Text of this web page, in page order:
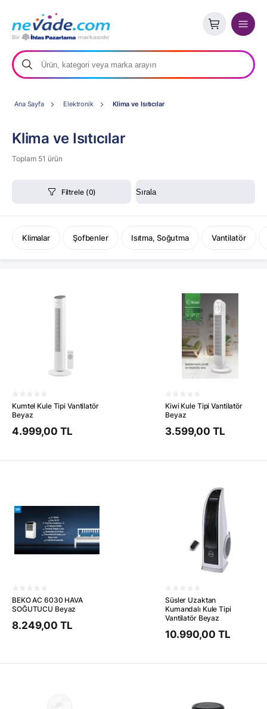
Ana Sayfa Elektronik Klima ve Isıtıcılar
Klima ve Isıtıcılar
Toplam 51 ürün
Filtrele (0)
Klimalar Şofbenler Isıtma, Soğutma Vantilatör
Kumtel Kule Tipi Vantilatör
Beyaz
4.999,00 TL
Kiwi Kule Tipi Vantilatör
Beyaz
3.599,00 TL
BEKO AC 6030 HAVA
SOĞUTUCU Beyaz
8.249,00 TL
Süsler Uzaktan
Kumandalı Kule Tipi
Vantilatör Beyaz
10.990,00 TL